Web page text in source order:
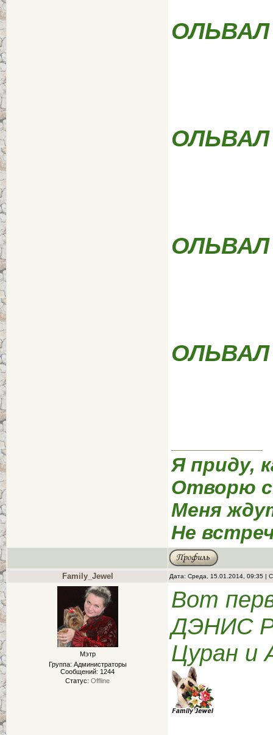
Я приду,
Отворю
Меня
Не
Family_Jewel Дата: Среда, 15.01.2014, 09:35 |
Мэтр
Группа: Администраторы
Сообщений: 1244
Статус: Offline
Вот
ДЭНИС
Цуран и